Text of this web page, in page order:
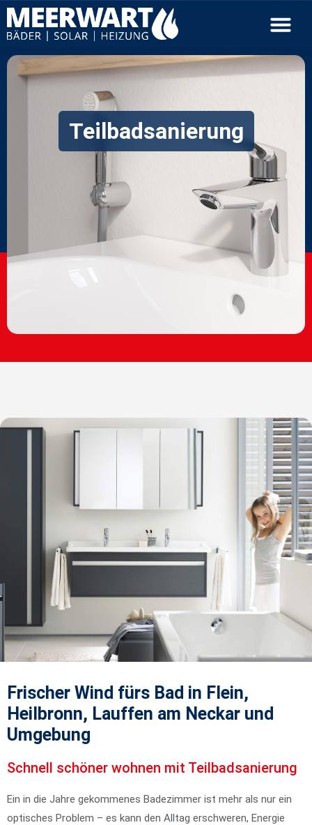
Teilbadsanierung
Frischer Wind fürs Bad in Flein,
Heilbronn, Lauffen am Neckar und
Umgebung
Schnell schöner wohnen mit Teilbadsanierung
Ein in die Jahre gekommenes Badezimmer ist mehr als nur ein
optisches Problem – es kann den Alltag erschweren, Energie